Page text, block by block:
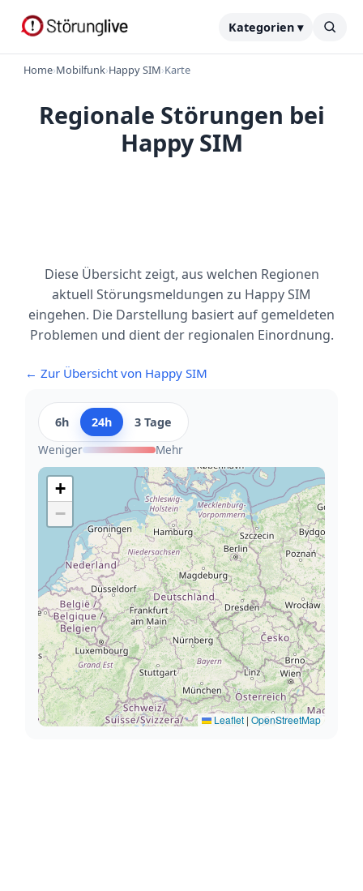
Kategorien ▾
Home›Mobilfunk›Happy SIM›Karte
Regionale Störungen bei
Happy SIM
Diese Übersicht zeigt, aus welchen Regionen
aktuell Störungsmeldungen zu Happy SIM
eingehen. Die Darstellung basiert auf gemeldeten
Problemen und dient der regionalen Einordnung.
← Zur Übersicht von Happy SIM
6h 24h
3 Tage
Weniger
Mehr
+
−
Leaflet | OpenStreetMap